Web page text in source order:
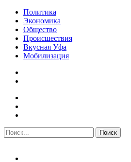
Политика
Экономика
Общество
Происшествия
Вкусная Уфа
Мобилизация